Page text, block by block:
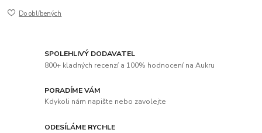
Do oblíbených
SPOLEHLIVÝ DODAVATEL
800+ kladných recenzí a 100% hodnocení na Aukru
PORADÍME VÁM
Kdykoli nám napište nebo zavolejte
ODESÍLÁME RYCHLE